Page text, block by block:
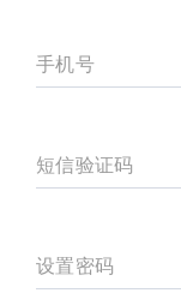
手机号
短信验证码
设置密码